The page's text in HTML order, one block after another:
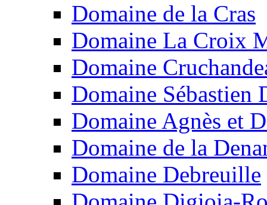
Domaine de la Cras
Domaine La Croix
Domaine
Domaine Sébastien
Domaine Agnès et
Domaine de la
Domaine Debreuille